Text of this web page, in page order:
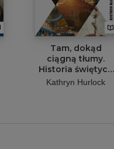
Tam, dokąd
ciągną tłumy.
Historia świętych
miejsc
Kathryn Hurlock